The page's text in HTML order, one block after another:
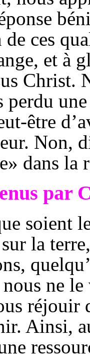
ces
et à
Christ.
perdu
être
Non,
dans la
par
soient
la
ne
réjouir
Ainsi,